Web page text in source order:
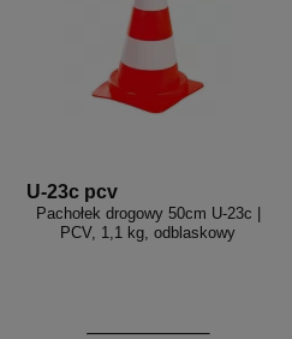
U-23c pcv
Pachołek drogowy 50cm U-23c |
PCV, 1,1 kg, odblaskowy